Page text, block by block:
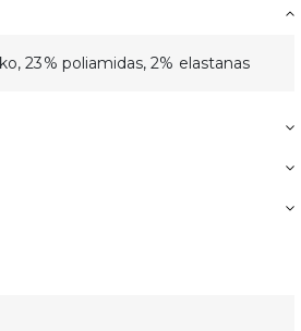
23% poliamidas, 2% elastanas